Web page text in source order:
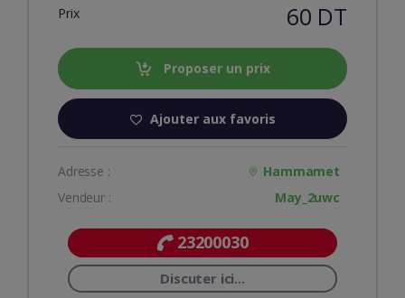
Prix 60 DT
Proposer un prix
Ajouter aux favoris
Adresse :
Hammamet
Vendeur :
May_2uwc
23200030
Discuter ici...